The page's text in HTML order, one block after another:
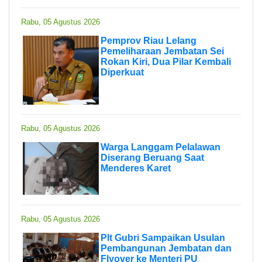
Rabu, 05 Agustus 2026
Pemprov Riau Lelang
Pemeliharaan Jembatan Sei
Rokan Kiri, Dua Pilar Kembali
Diperkuat
Rabu, 05 Agustus 2026
Warga Langgam Pelalawan
Diserang Beruang Saat
Menderes Karet
Rabu, 05 Agustus 2026
Plt Gubri Sampaikan Usulan
Pembangunan Jembatan dan
Flyover ke Menteri PU